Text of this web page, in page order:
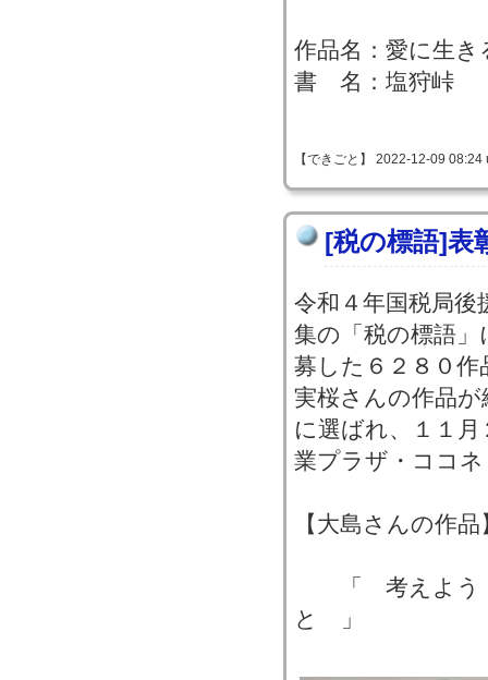
作品名：愛に生き
書 名：塩狩峠
【できごと】 2022-12-09
[税の標語]表
令和４年国税局後
集の「税の標語
募した６２８０作
実桜さんの作品が
に選ばれ、１１
業プラザ・ココ
【大島さんの作品
「 考えよう
と 」